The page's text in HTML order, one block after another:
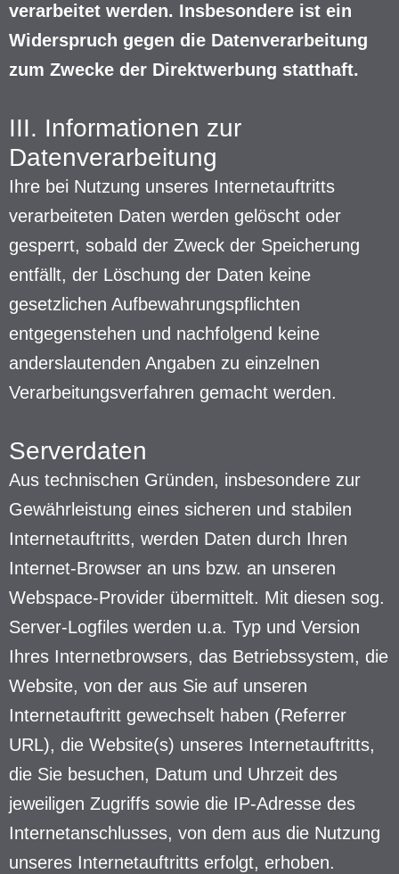
verarbeitet werden. Insbesondere ist ein
Widerspruch gegen die Datenverarbeitung
zum Zwecke der Direktwerbung statthaft.
III. Informationen zur
Datenverarbeitung
Ihre bei Nutzung unseres Internetauftritts
verarbeiteten Daten werden gelöscht oder
gesperrt, sobald der Zweck der Speicherung
entfällt, der Löschung der Daten keine
gesetzlichen Aufbewahrungspflichten
entgegenstehen und nachfolgend keine
anderslautenden Angaben zu einzelnen
Verarbeitungsverfahren gemacht werden.
Serverdaten
Aus technischen Gründen, insbesondere zur
Gewährleistung eines sicheren und stabilen
Internetauftritts, werden Daten durch Ihren
Internet-Browser an uns bzw. an unseren
Webspace-Provider übermittelt. Mit diesen sog.
Server-Logfiles werden u.a. Typ und Version
Ihres Internetbrowsers, das Betriebssystem, die
Website, von der aus Sie auf unseren
Internetauftritt gewechselt haben (Referrer
URL), die Website(s) unseres Internetauftritts,
die Sie besuchen, Datum und Uhrzeit des
jeweiligen Zugriffs sowie die IP-Adresse des
Internetanschlusses, von dem aus die Nutzung
unseres Internetauftritts erfolgt, erhoben.